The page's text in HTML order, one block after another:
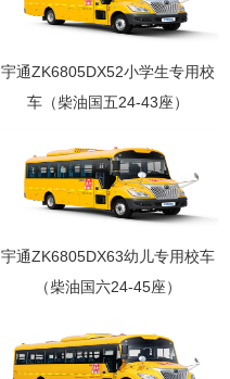
宇通ZK6805DX52小学生专用校
车（柴油国五24-43座）
宇通ZK6805DX63幼儿专用校车
（柴油国六24-45座）